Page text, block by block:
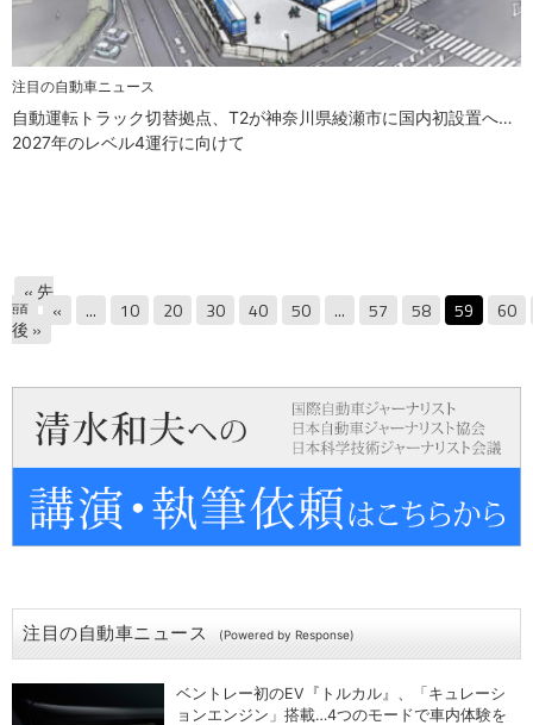
注目の自動車ニュース
自動運転トラック切替拠点、T2が神奈川県綾瀬市に国内初設置へ…
2027年のレベル4運行に向けて
« 先
頭 « ... 10 20 30 40 50 ... 57 58 59 60
後 »
注目の自動車ニュース (Powered by Response)
ベントレー初のEV『トルカル』、「キュレーシ
ョンエンジン」搭載…4つのモードで車内体験を